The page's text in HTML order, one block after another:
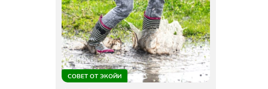
СОВЕТ ОТ ЭКОЙИ